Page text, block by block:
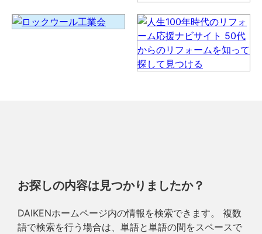
お探しの内容は見つかりましたか？
DAIKENホームページ内の情報を検索できます。 複数
語で検索を行う場合は、単語と単語の間をスペースで